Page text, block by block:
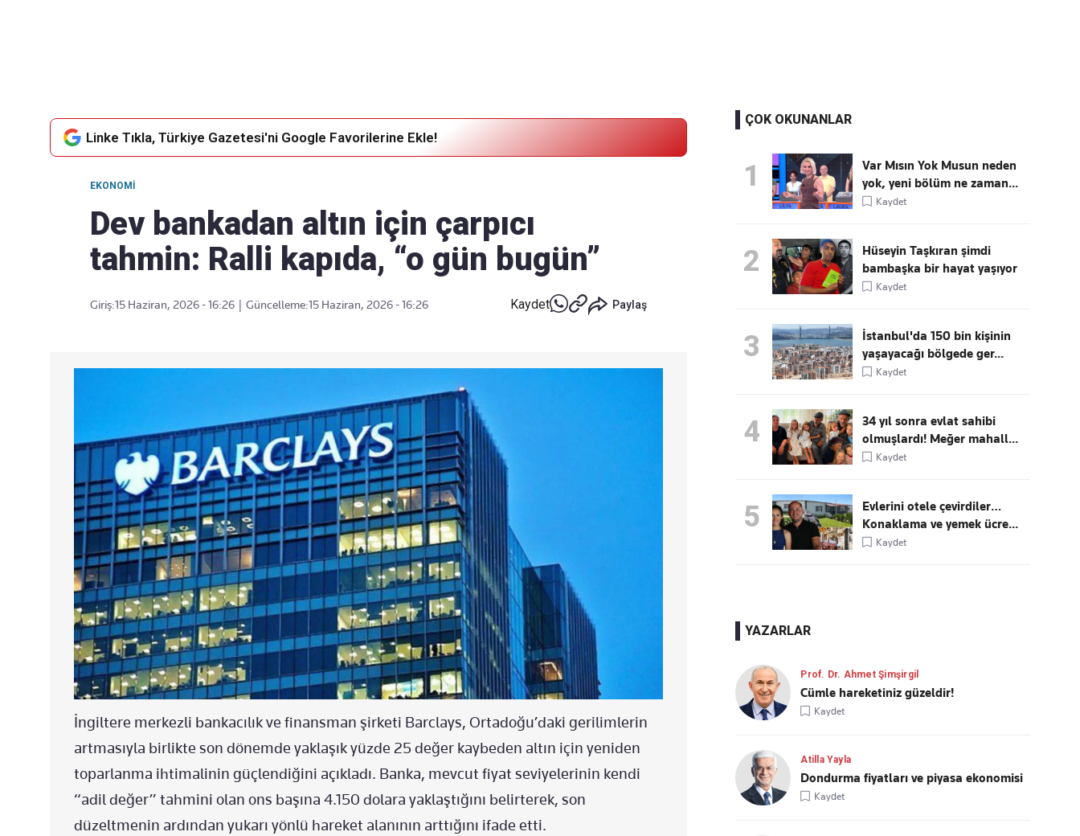
Linke Tıkla, Türkiye Gazetesi'ni Google Favorilerine Ekle!
EKONOMI
Dev bankadan altın için çarpıcı
tahmin: Ralli kapıda, “o gün bugün”
Giriş:15 Haziran, 2026 - 16:26 Güncelleme:15 Haziran, 2026 - 16:26 Kaydet Paylaş
İngiltere merkezli bankacılık ve finansman şirketi Barclays, Ortadoğu’daki gerilimlerin
artmasıyla birlikte son dönemde yaklaşık yüzde 25 değer kaybeden altın için yeniden
toparlanma ihtimalinin güçlendiğini açıkladı. Banka, mevcut fiyat seviyelerinin kendi
“adil değer” tahmini olan ons başına 4.150 dolara yaklaştığını belirterek, son
düzeltmenin ardından yukarı yönlü hareket alanının arttığını ifade etti.
ÇOK OKUNANLAR
1
Var Mısın Yok Musun neden
yok, yeni bölüm ne zaman...
Kaydet
2
Hüseyin Taşkıran şimdi
bambaşka bir hayat yaşıyor
Kaydet
3
İstanbul'da 150 bin kişinin
yaşayacağı bölgede ger...
Kaydet
4
34 yıl sonra evlat sahibi
olmuşlardı! Meğer mahall...
Kaydet
5
Evlerini otele çevirdiler…
Konaklama ve yemek ücre...
Kaydet
YAZARLAR
Prof. Dr. Ahmet Şimşirgil
Cümle hareketiniz güzeldir!
Kaydet
Atilla Yayla
Dondurma fiyatları ve piyasa ekonomisi
Kaydet